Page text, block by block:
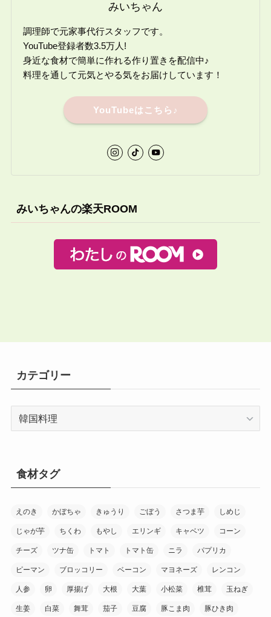
みいちゃん
調理師で元家事代行スタッフです。
YouTube登録者数3.5万人!
身近な食材で簡単に作れる作り置きを配信中♪
料理を通して元気とやる気をお届けしています！
YouTubeはこちら♪
みいちゃんの楽天ROOM
カテゴリー
ー
食材タグ
えのき かぼちゃ きゅうり ごぼう さつま芋 しめじ
じゃが芋 ちくわ もやし エリンギ キャベツ コーン
チーズ ツナ缶 トマト トマト缶 ニラ パプリカ
ピーマン ブロッコリー ベーコン マヨネーズ レンコン
人参 卵 厚揚げ 大根 大葉 小松菜 椎茸 玉ねぎ
生姜 白菜 舞茸 茄子 豆腐 豚こま肉 豚ひき肉